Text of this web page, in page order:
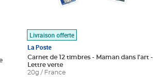
Livraison offerte
La Poste
Carnet de 12 timbres - Maman dans l'art -
Lettre verte
20g / France